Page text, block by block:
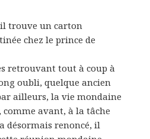
trouve un carton
chez le prince de
retrouvant tout à coup à
oubli, quelque ancien
ailleurs, la vie mondaine
comme avant, à la tâche
désormais renoncé, il